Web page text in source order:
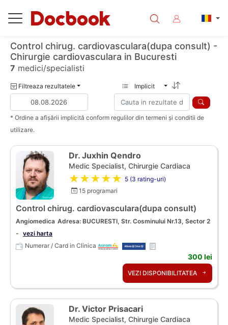
Control chirug. cardiovasculara(dupa consult) -
Chirurgie cardiovasculara in Bucuresti
7 medici/specialisti
Filtreaza rezultatele Implicit
* Ordine a afișării implicită conform regulilor din termeni și conditii de
utilizare.
Dr. Juxhin Qendro
Medic Specialist, Chirurgie Cardiaca
★★★★★ 5 (3 rating-uri)
15 programari
Control chirug. cardiovasculara(dupa consult)
Angiomedica Adresa: BUCURESTI, Str. Cosminului Nr.13, Sector 2
- vezi harta
Numerar / Card in Clinica
300 lei
VEZI DISPONIBILITATEA
Dr. Victor Prisacari
Medic Specialist, Chirurgie Cardiaca